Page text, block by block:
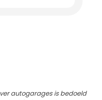
autogarages is bedoeld